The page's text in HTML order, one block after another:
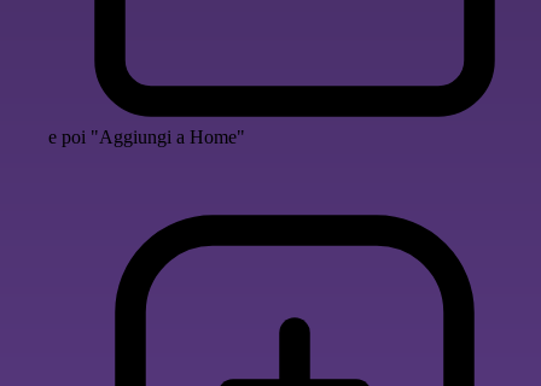
e poi "Aggiungi a Home"